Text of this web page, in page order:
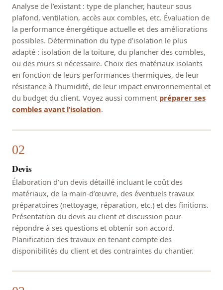
Analyse de l’existant : type de plancher, hauteur sous
plafond, ventilation, accès aux combles, etc. Évaluation de
la performance énergétique actuelle et des améliorations
possibles. Détermination du type d’isolation le plus
adapté : isolation de la toiture, du plancher des combles,
ou des murs si nécessaire. Choix des matériaux isolants
en fonction de leurs performances thermiques, de leur
résistance à l’humidité, de leur impact environnemental et
du budget du client. Voyez aussi comment préparer ses
combles avant l’isolation.
Devis
Élaboration d’un devis détaillé incluant le coût des
matériaux, de la main-d’œuvre, des éventuels travaux
préparatoires (nettoyage, réparation, etc.) et des finitions.
Présentation du devis au client et discussion pour
répondre à ses questions et obtenir son accord.
Planification des travaux en tenant compte des
disponibilités du client et des contraintes du chantier.